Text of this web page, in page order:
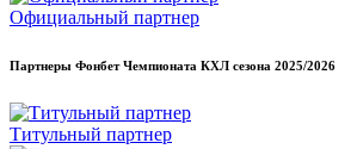
Официальный партнер
Партнеры Фонбет Чемпионата КХЛ сезона 2025/2026
Титульный партнер